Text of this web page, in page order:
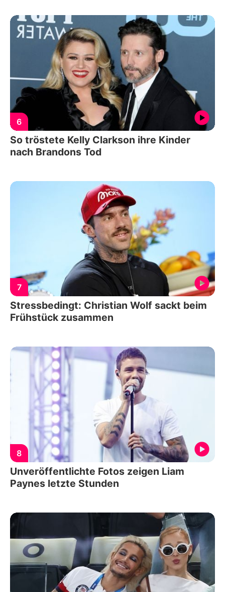
6
So tröstete Kelly Clarkson ihre Kinder
nach Brandons Tod
7
Stressbedingt: Christian Wolf sackt beim
Frühstück zusammen
8
Unveröffentlichte Fotos zeigen Liam
Paynes letzte Stunden